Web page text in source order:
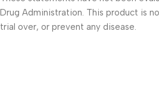
Drug Administration. This product is
trial over, or prevent any disease.